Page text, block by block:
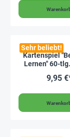
Sehr beliebt!
Kartenspiel
Lernen" 60-
9,95